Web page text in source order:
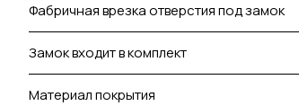
Фабричная врезка отверстия под замок
Замок входит в комплект
Материал покрытия